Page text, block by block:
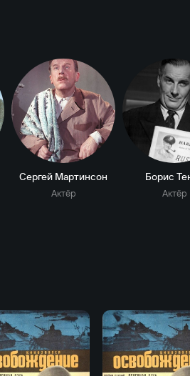
Сергей Мартинсон
Актёр
Борис
Актёр